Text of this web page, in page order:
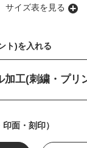
サイズ表を見る
ト)を入れる
加工(刺繍・プリ
面・刻印）